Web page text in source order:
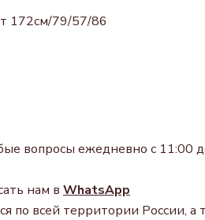
172см/79/57/86
вопросы ежедневно с 11:00
нам в WhatsApp
по всей территории России,